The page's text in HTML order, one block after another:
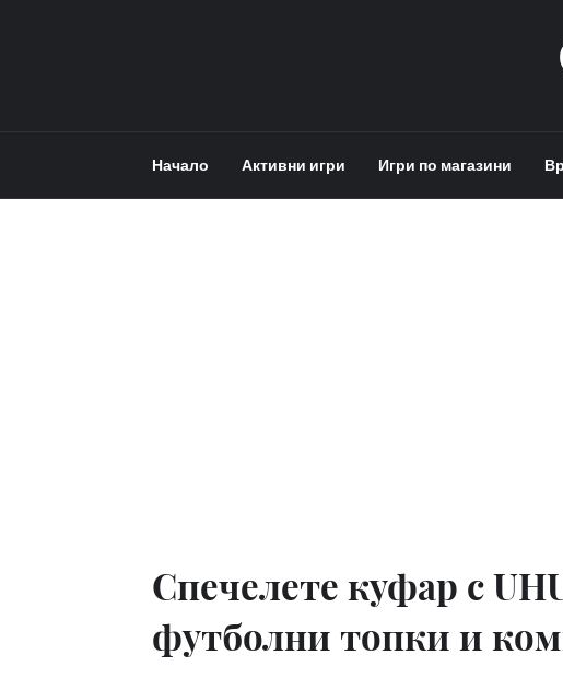
Начало Активни игри Игри по магазини
Спечелете куфар с
футболни топки и